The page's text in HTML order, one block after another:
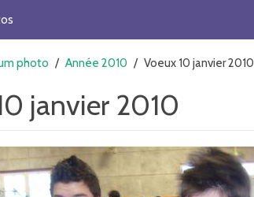
photo / Année 2010 / Voeux 10 janvier 2010
janvier 2010